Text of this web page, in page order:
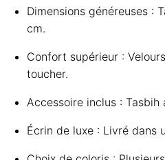
Dimensions généreuses :
cm.
Confort supérieur :
toucher.
Accessoire inclus :
Écrin de luxe : Livré dans